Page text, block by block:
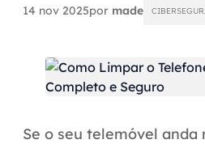
Aceleradores de IA
14 nov 2025por made
Se o seu telemóvel anda